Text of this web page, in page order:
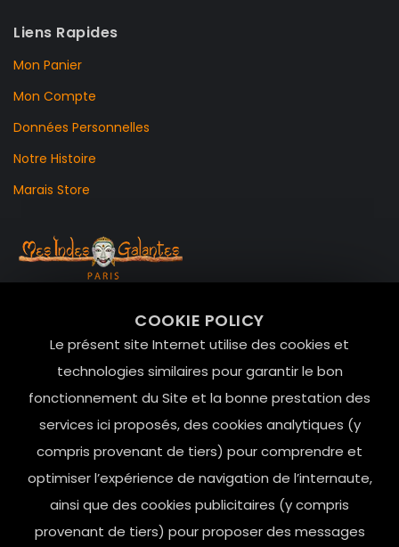
COOKIE POLICY
Le présent site Internet utilise des cookies et
technologies similaires pour garantir le bon
fonctionnement du Site et la bonne prestation des
services ici proposés, des cookies analytiques (y
compris provenant de tiers) pour comprendre et
optimiser l’expérience de navigation de l’internaute,
ainsi que des cookies publicitaires (y compris
provenant de tiers) pour proposer des messages
Liens Rapides
Mon Panier
Mon Compte
Données Personnelles
Notre Histoire
Marais Store
Le Marais, 75004 Paris
contact@mesindesgalantes.com
01.42.72.42.51